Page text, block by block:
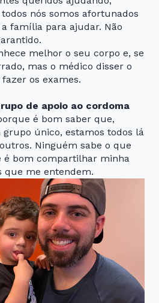
nós somos afortunados
família para ajudar. Não
melhor o seu corpo e, se
mas o médico disser o
os exames.
de apoio ao cordoma
é bom saber que,
único, estamos todos lá
Ninguém sabe o que
é bom compartilhar minha
que me entendem.